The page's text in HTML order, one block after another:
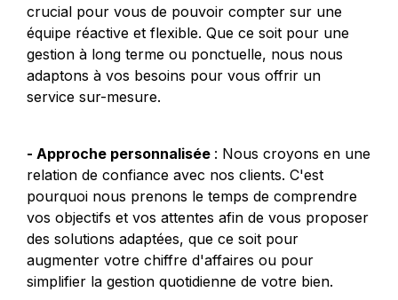
crucial pour vous de pouvoir compter sur une
équipe réactive et flexible. Que ce soit pour une
gestion à long terme ou ponctuelle, nous nous
adaptons à vos besoins pour vous offrir un
service sur-mesure.
- Approche personnalisée : Nous croyons en une
relation de confiance avec nos clients. C'est
pourquoi nous prenons le temps de comprendre
vos objectifs et vos attentes afin de vous proposer
des solutions adaptées, que ce soit pour
augmenter votre chiffre d'affaires ou pour
simplifier la gestion quotidienne de votre bien.